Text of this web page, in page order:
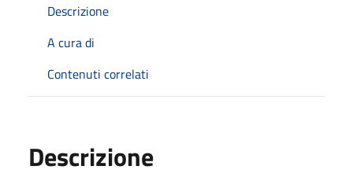
Descrizione
A cura di
Contenuti correlati
Descrizione